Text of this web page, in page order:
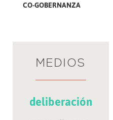
CO-GOBERNANZA
MEDIOS
deliberación